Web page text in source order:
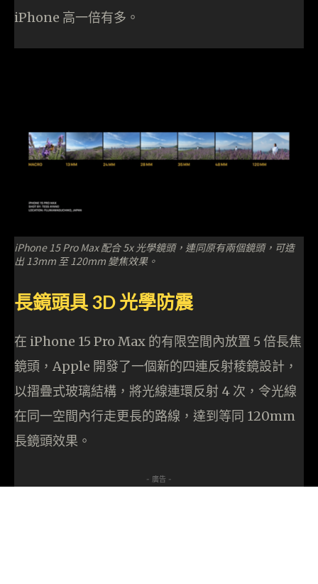
iPhone 高一倍有多。
iPhone 15 Pro Max 配合 5x 光學鏡頭，連同原有兩個鏡頭，可造
出 13mm 至 120mm 變焦效果。
長鏡頭具 3D 光學防震
在 iPhone 15 Pro Max 的有限空間內放置 5 倍長焦
鏡頭，Apple 開發了一個新的四連反射稜鏡設計，
以摺疊式玻璃結構，將光線連環反射 4 次，令光線
在同一空間內行走更長的路線，達到等同 120mm
長鏡頭效果。
- 廣告 -